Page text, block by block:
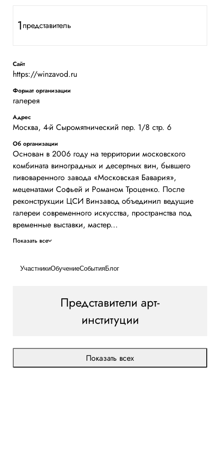
1представитель
Сайт
https://winzavod.ru
Формат организации
галерея
Адрес
Москва, 4-й Сыромятнический пер. 1/8 стр. 6
Об организации
Основан в 2006 году на территории московского
комбината виноградных и десертных вин, бывшего
пивоваренного завода «Московская Бавария»,
меценатами Софьей и Романом Троценко. После
реконструкции ЦСИ Винзавод объединил ведущие
галереи современного искусства, пространства под
временные выставки, мастер...
Показать все
УчастникиОбучениеСобытияБлог
Представители арт-
институции
Показать всех